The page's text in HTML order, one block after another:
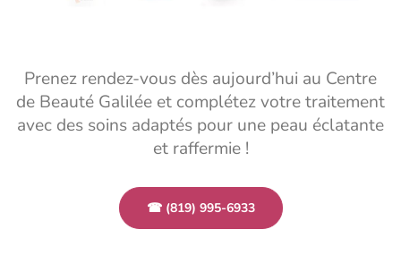
Prenez rendez-vous dès aujourd’hui au Centre
de Beauté Galilée et complétez votre traitement
avec des soins adaptés pour une peau éclatante
et raffermie !
☎ (819) 995-6933